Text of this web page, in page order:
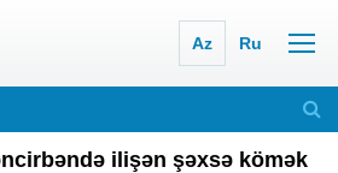
Az Ru
ilişən şəxsə kömək